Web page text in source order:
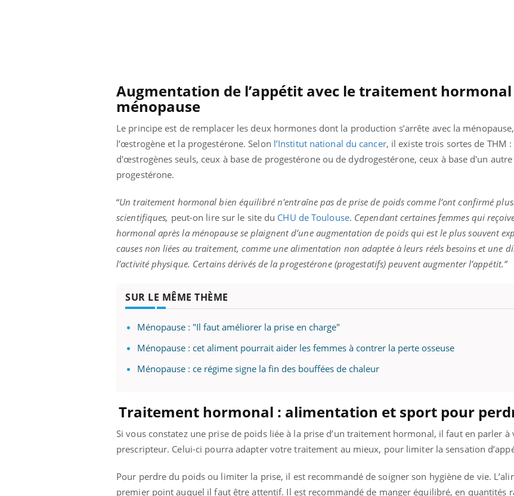
Augmentation de l’appétit avec le traitement hormonal
ménopause
Le principe est de remplacer les deux hormones dont la production s’arrête avec la ménopause,
l’œstrogène et la progestérone. Selon l’Institut national du cancer, il existe trois sortes de THM :
d'œstrogènes seuls, ceux à base de progestérone ou de dydrogestérone, ceux à base d'un
progestérone.
“Un traitement hormonal bien équilibré n'entraîne pas de prise de poids comme l’ont confirmé
scientifiques, peut-on lire sur le site du CHU de Toulouse. Cependant certaines femmes qui
hormonal après la ménopause se plaignent d’une augmentation de poids qui est le plus souvent
causes non liées au traitement, comme une alimentation non adaptée à leurs réels besoins et une
l’activité physique. Certains dérivés de la progestérone (progestatifs) peuvent augmenter l’appétit.”
SUR LE MÊME THÈME
Ménopause : "Il faut améliorer la prise en charge"
Ménopause : cet aliment pourrait aider les femmes à contrer la perte osseuse
Ménopause : ce régime signe la fin des bouffées de chaleur
Traitement hormonal : alimentation et sport pour
Si vous constatez une prise de poids liée à la prise d’un traitement hormonal, il faut en parler à
prescripteur. Celui-ci pourra adapter votre traitement au mieux, pour limiter la sensation
Pour perdre du poids ou limiter la prise, il est recommandé de soigner son hygiène de vie.
premier point auquel il faut être attentif. Il est recommandé de manger équilibré, en quantités